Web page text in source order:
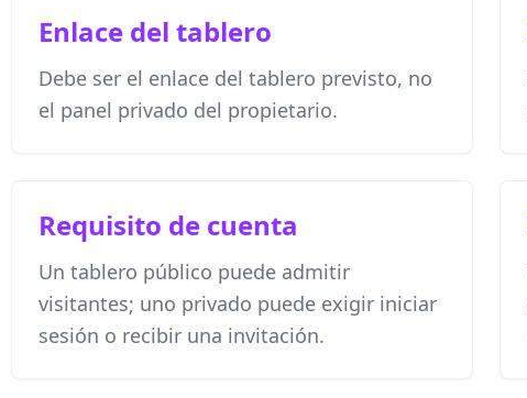
Enlace del tablero
Debe ser el enlace del tablero previsto, no
el panel privado del propietario.
Requisito de cuenta
Un tablero público puede admitir
visitantes; uno privado puede exigir iniciar
sesión o recibir una invitación.